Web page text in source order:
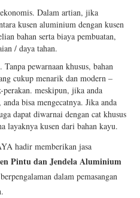
Dalam artian, jika
kusen aluminium dengan kusen
bahan serta biaya pembuatan,
/ daya tahan.
pewarnaan khusus, bahan
cukup menarik dan modern –
meskipun, jika anda
bisa mengecatnya. Jika anda
dapat diwarnai dengan cat khusus
layaknya kusen dari bahan kayu.
hadir memberikan jasa
Pintu dan Jendela Aluminium
dalam pemasangan